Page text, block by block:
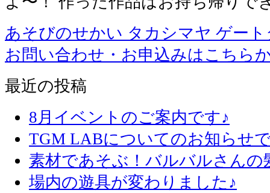
あそびのせかい タカシマヤ ゲー
お問い合わせ・お申込みはこちら
最近の投稿
8月イベントのご案内です♪
TGM LABについてのお知らせ
素材であそぶ！バルバルさん
場内の遊具が変わりました♪